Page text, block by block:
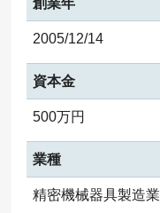
創業年
2005/12/14
資本金
500万円
業種
精密機械器具製造業